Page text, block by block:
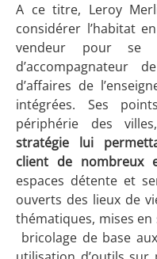
A ce titre, Leroy
considérer l’habitat
vendeur pour se
d’affaires de
intégrées. Ses
périphérie des
stratégie lui
client de nombreux
espaces détente et
ouverts des lieux de
thématiques, mises
bricolage de base